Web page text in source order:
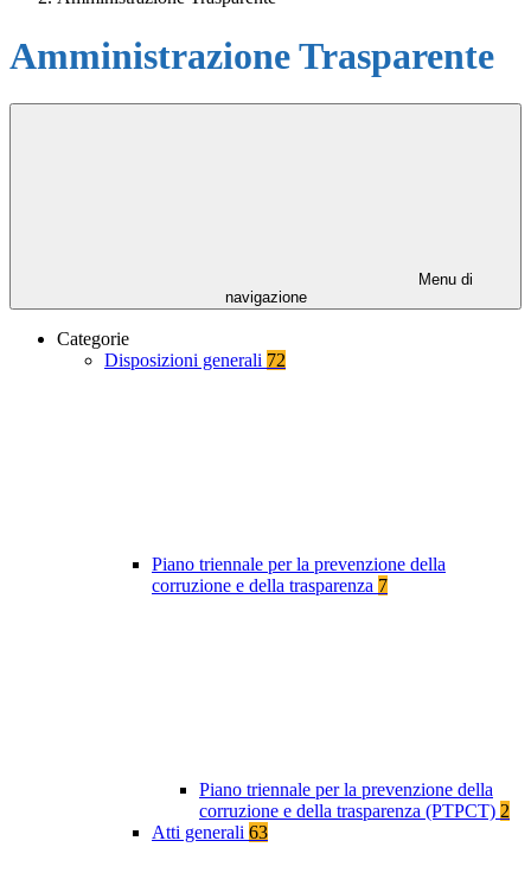
Amministrazione Trasparente
Menu di
navigazione
Categorie
Disposizioni generali 72
Piano triennale per la prevenzione della
corruzione e della trasparenza 7
Piano triennale per la prevenzione della
corruzione e della trasparenza (PTPCT) 2
Atti generali 63